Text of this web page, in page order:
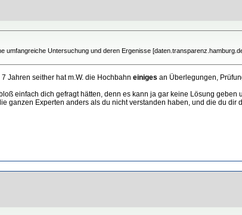
umfangreiche Untersuchung und deren Ergenisse
Jahren seither hat m.W. die Hochbahn einiges an Überlegungen,
einfach dich gefragt hätten, denn es kann ja gar keine Lösung
ganzen Experten anders als du nicht verstanden haben, und die du dir